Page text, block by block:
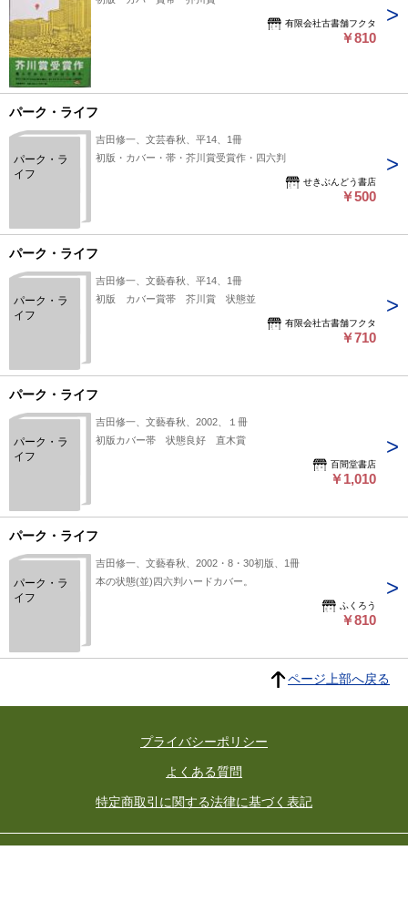
有限会社古書舗フクタ
￥810
パーク・ライフ
パーク・ラ
イフ
吉田修一、文芸春秋、平14、1冊
初版・カバー・帯・芥川賞受賞作・四六判
せきぶんどう書店
￥500
パーク・ライフ
パーク・ラ
イフ
吉田修一、文藝春秋、平14、1冊
初版 カバー賞帯 芥川賞 状態並
有限会社古書舗フクタ
￥710
パーク・ライフ
パーク・ラ
イフ
吉田修一、文藝春秋、2002、１冊
初版カバー帯 状態良好 直木賞
百間堂書店
￥1,010
パーク・ライフ
パーク・ラ
イフ
吉田修一、文藝春秋、2002・8・30初版、1冊
本の状態(並)四六判ハードカバー。
ふくろう
￥810
ページ上部へ戻る
プライバシーポリシー
よくある質問
特定商取引に関する法律に基づく表記